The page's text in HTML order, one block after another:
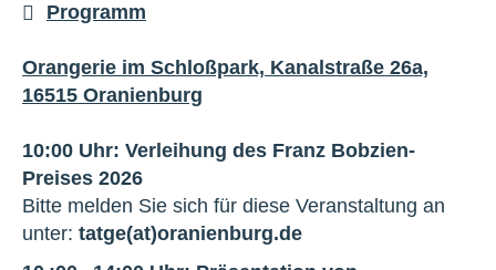
Programm
Orangerie im Schloßpark, Kanalstraße 26a,
16515 Oranienburg
10:00 Uhr: Verleihung des Franz Bobzien-
Preises 2026
Bitte melden Sie sich für diese Veranstaltung an
unter: tatge(at)oranienburg.de